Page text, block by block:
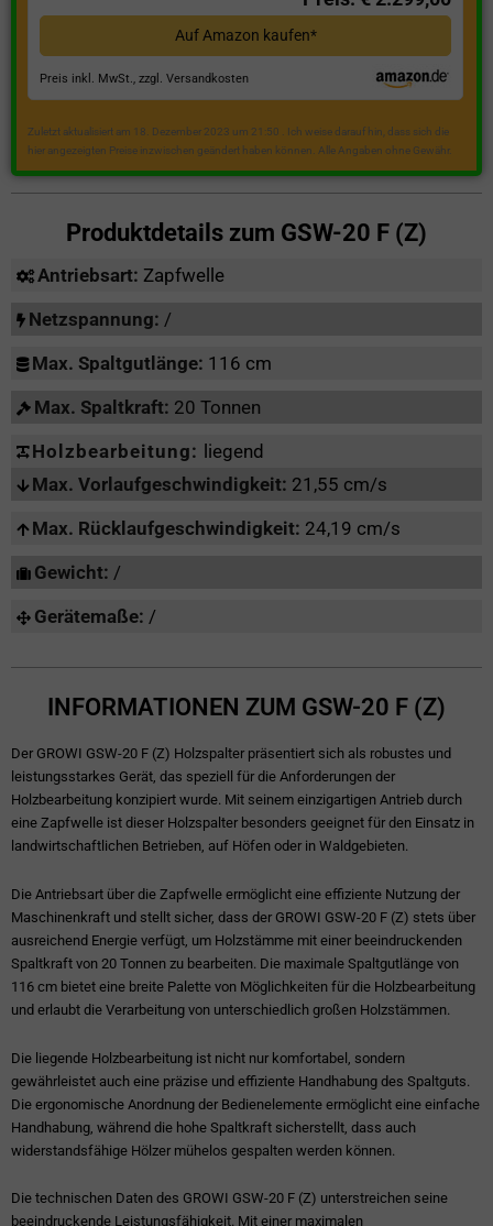
Auf Amazon kaufen*
Preis inkl. MwSt., zzgl. Versandkosten
Zuletzt aktualisiert am 18. Dezember 2023 um 21:50 . Ich weise darauf hin, dass sich die
hier angezeigten Preise inzwischen geändert haben können. Alle Angaben ohne Gewähr.
Produktdetails zum GSW-20 F (Z)
Antriebsart: Zapfwelle
Netzspannung: /
Max. Spaltgutlänge: 116 cm
Max. Spaltkraft: 20 Tonnen
Holzbearbeitung: liegend
Max. Vorlaufgeschwindigkeit: 21,55 cm/s
Max. Rücklaufgeschwindigkeit: 24,19 cm/s
Gewicht: /
Gerätemaße: /
INFORMATIONEN ZUM GSW-20 F (Z)
Der GROWI GSW-20 F (Z) Holzspalter präsentiert sich als robustes und
leistungsstarkes Gerät, das speziell für die Anforderungen der
Holzbearbeitung konzipiert wurde. Mit seinem einzigartigen Antrieb durch
eine Zapfwelle ist dieser Holzspalter besonders geeignet für den Einsatz in
landwirtschaftlichen Betrieben, auf Höfen oder in Waldgebieten.
Die Antriebsart über die Zapfwelle ermöglicht eine effiziente Nutzung der
Maschinenkraft und stellt sicher, dass der GROWI GSW-20 F (Z) stets über
ausreichend Energie verfügt, um Holzstämme mit einer beeindruckenden
Spaltkraft von 20 Tonnen zu bearbeiten. Die maximale Spaltgutlänge von
116 cm bietet eine breite Palette von Möglichkeiten für die Holzbearbeitung
und erlaubt die Verarbeitung von unterschiedlich großen Holzstämmen.
Die liegende Holzbearbeitung ist nicht nur komfortabel, sondern
gewährleistet auch eine präzise und effiziente Handhabung des Spaltguts.
Die ergonomische Anordnung der Bedienelemente ermöglicht eine einfache
Handhabung, während die hohe Spaltkraft sicherstellt, dass auch
widerstandsfähige Hölzer mühelos gespalten werden können.
Die technischen Daten des GROWI GSW-20 F (Z) unterstreichen seine
beeindruckende Leistungsfähigkeit. Mit einer maximalen